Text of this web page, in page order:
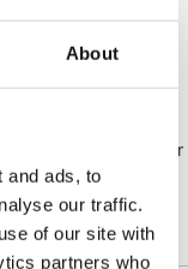
About
and ads, to
our traffic.
of our site with
partners who
van je vrouw, moeder
komende tijd.